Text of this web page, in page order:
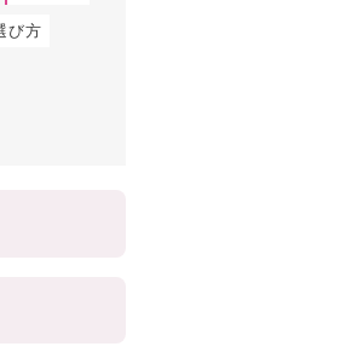
び方